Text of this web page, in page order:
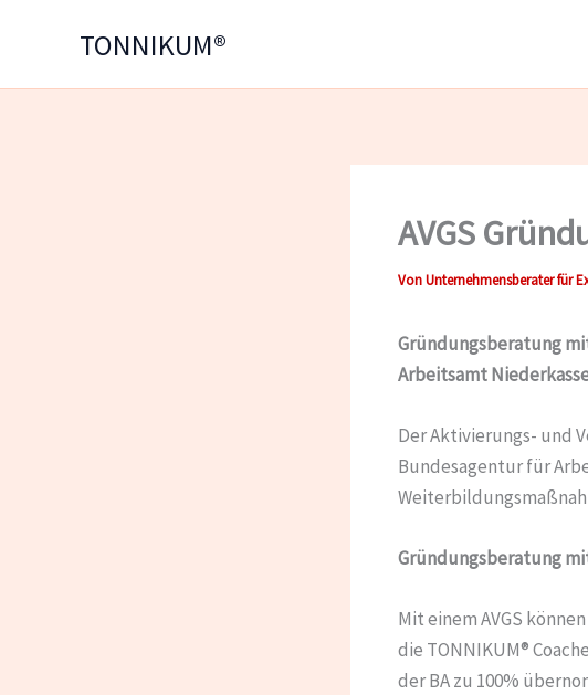
TONNIKUM®
AVGS
VonUnternehmensberater für
Gründungsberatung
Arbeitsamt
Der Aktivierungs- und
Bundesagentur für
Gründungsberatung
Mit einem AVGS
die TONNIKUM®
der BA zu 100%